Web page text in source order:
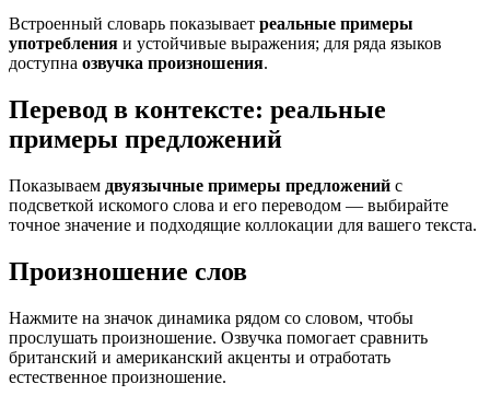
Встроенный словарь показывает реальные примеры
употребления и устойчивые выражения; для ряда языков
доступна озвучка произношения.
Перевод в контексте: реальные
примеры предложений
Показываем двуязычные примеры предложений с
подсветкой искомого слова и его переводом — выбирайте
точное значение и подходящие коллокации для вашего текста.
Произношение слов
Нажмите на значок динамика рядом со словом, чтобы
прослушать произношение. Озвучка помогает сравнить
британский и американский акценты и отработать
естественное произношение.